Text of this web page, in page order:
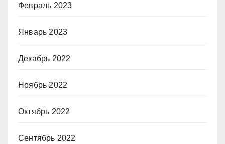
Февраль 2023
Январь 2023
Декабрь 2022
Ноябрь 2022
Октябрь 2022
Сентябрь 2022